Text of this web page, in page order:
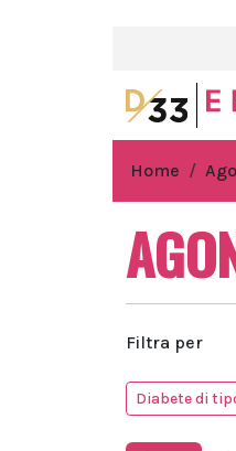
Home
Filtra per
Diabete di